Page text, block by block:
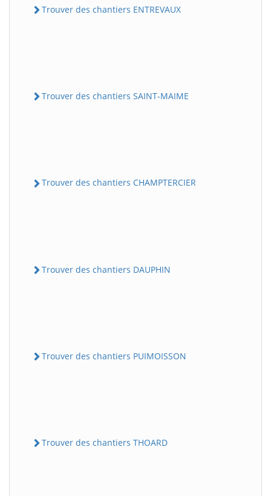
Trouver des chantiers ENTREVAUX
Trouver des chantiers SAINT-MAIME
Trouver des chantiers CHAMPTERCIER
Trouver des chantiers DAUPHIN
Trouver des chantiers PUIMOISSON
Trouver des chantiers THOARD